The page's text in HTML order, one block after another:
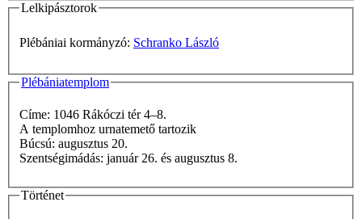
Lelkipásztorok
Plébániai kormányzó: Schranko László
Plébániatemplom
Címe: 1046 Rákóczi tér 4–8.
A templomhoz urnatemető tartozik
Búcsú: augusztus 20.
Szentségimádás: január 26. és augusztus 8.
Történet